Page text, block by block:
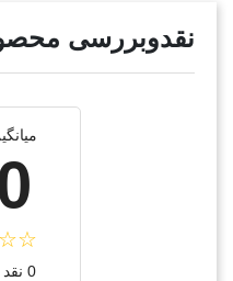
نقدوبررسی
0 نقد و بررسی